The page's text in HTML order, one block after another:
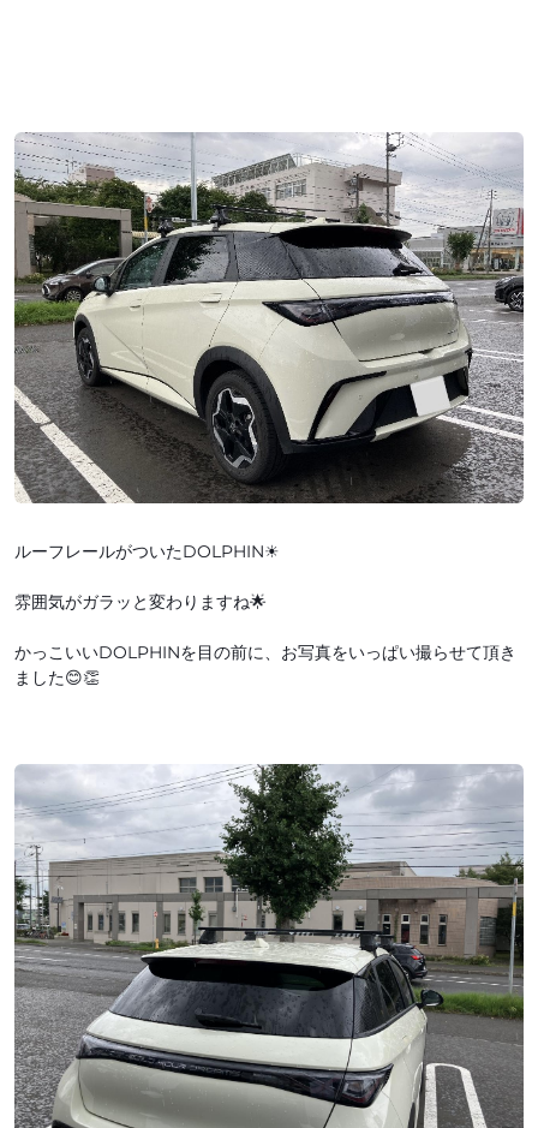
ルーフレールがついたDOLPHIN☀
雰囲気がガラッと変わりますね🌟
かっこいいDOLPHINを目の前に、お写真をいっぱい撮らせて頂き
ました😊👏